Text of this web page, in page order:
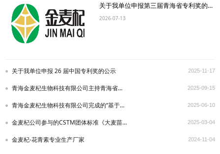
关于我单位申报第三届青海省专利奖的公示
2026-07-13
关于我单位申报 26 届中国专利奖的公示 2025-11-17
青海金麦杞生物科技有限公司主持青海省标准化协会 一项团体标准通过立项审查 2025-09-15
青海金麦杞生物科技有限公司完成的“基于青稞黄酮的功能性食品研发” 成果达到国内领先水平 2025-06-10
金麦杞公司参与的CSTM团体标准《大麦苗及其制品中大麦黄苷和皂草黄苷含量的测定 高效液相色 2025-03-04
金麦杞-花青素专业生产厂家 2024-11-04